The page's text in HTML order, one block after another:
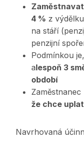
4 % z
na stáří
penzijní
Podmínkou
alespoň 3
období
že chce
Navrhovaná